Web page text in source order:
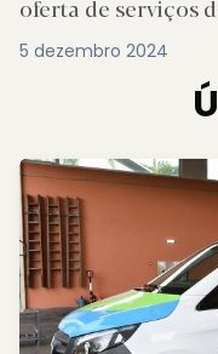
oferta de serviços
5 dezembro 2024